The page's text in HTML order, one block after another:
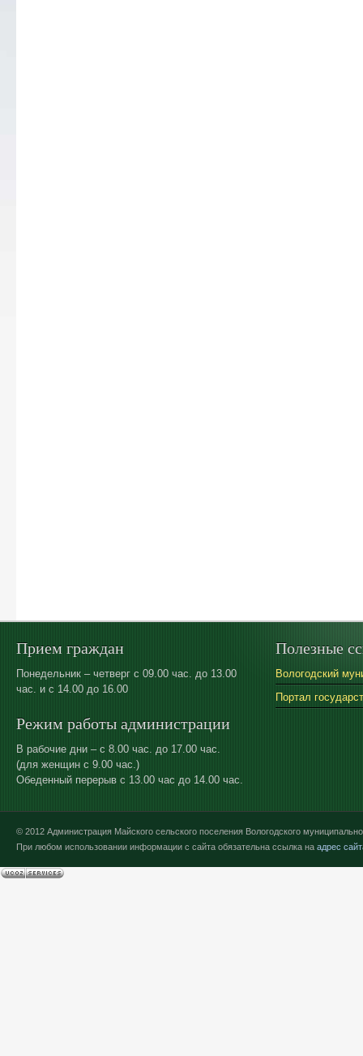
Прием граждан
Понедельник – четверг с 09.00 час. до 13.00
час. и с 14.00 до 16.00
Режим работы администрации
В рабочие дни – с 8.00 час. до 17.00 час.
(для женщин с 9.00 час.)
Обеденный перерыв с 13.00 час до 14.00 час.
Полезные
Вологодский
Портал
© 2012 Администрация Майского сельского поселения Вологодского
При любом использовании информации с сайта обязательна ссылка на адрес